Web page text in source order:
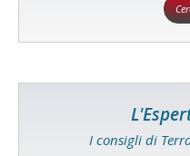
I consigli di